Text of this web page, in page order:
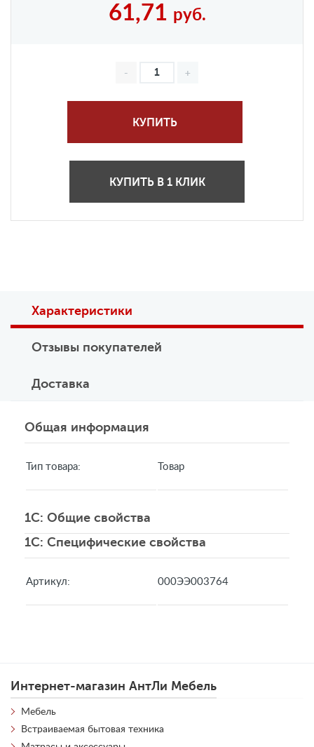
61,71 руб.
КУПИТЬ
КУПИТЬ В 1 КЛИК
Характеристики
Отзывы покупателей
Доставка
Общая информация
Тип товара: Товар
1C: Общие свойства
1C: Специфические свойства
Артикул: 000ЭЭ003764
Интернет-магазин АнтЛи Мебель
Мебель
Встраиваемая бытовая техника